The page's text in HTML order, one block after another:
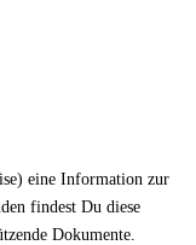
eine Information zur
findest Du diese
Dokumente.